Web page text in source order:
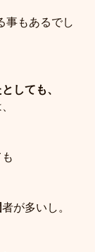
事もあるでし
しても、
者が多いし。